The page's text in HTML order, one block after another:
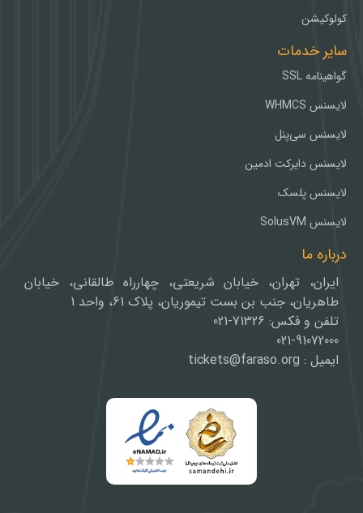
کولوکیشن
سایر خدمات
گواهینامه SSL
لایسنس WHMCS
لایسنس سی‌پنل
لایسنس دایرکت ادمین
لایسنس پلسک
لایسنس SolusVM
درباره ما
ایران، تهران، خیابان شریعتی، چهارراه طالقانی، خیابان
طاهریان، جنب بن بست تیموریان، پلاک 61، واحد 1
تلفن و فکس: 71326-021
021-91072000
ایمیل : tickets@faraso.org